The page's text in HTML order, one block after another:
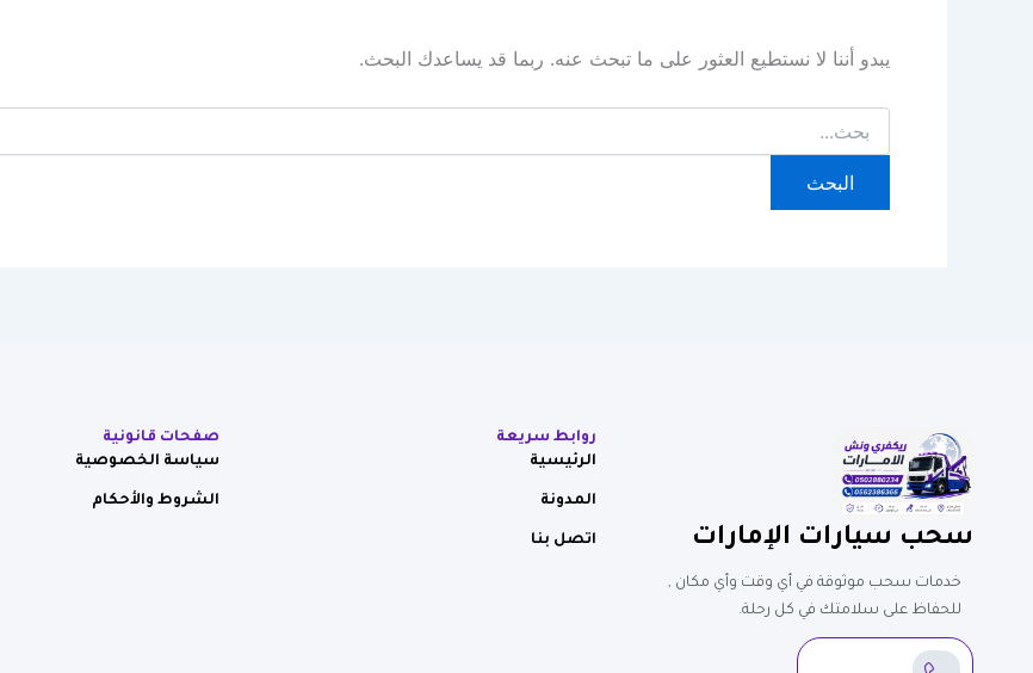
يبدو أننا لا نستطيع العثور على ما تبحث عنه. ربما قد يساعدك البحث.
سحب سيارات الإمارات
خدمات سحب موثوقة في أي وقت وأي مكان ,
للحفاظ على سلامتك في كل رحلة.
روابط سريعة
الرئيسية
المدونة
اتصل بنا
صفحات قانونية
سياسة الخصوصية
الشروط والأحكام